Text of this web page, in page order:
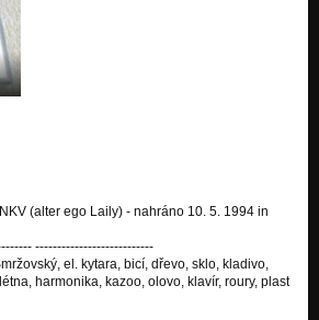
(alter ego Laily) - nahráno 10. 5. 1994 in
---------------------------
el. kytara, bicí, dřevo, sklo, kladivo,
harmonika, kazoo, olovo, klavír, roury, plast